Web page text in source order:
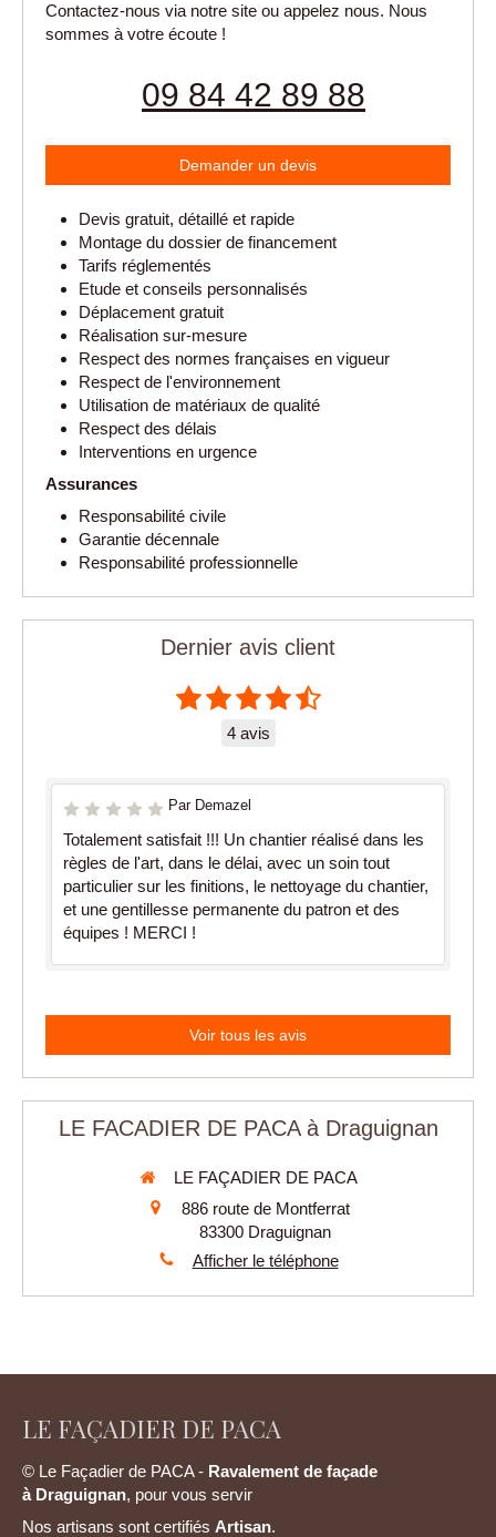
Contactez-nous via notre site ou appelez nous. Nous
sommes à votre écoute !
09 84 42 89 88
Demander un devis
Devis gratuit, détaillé et rapide
Montage du dossier de financement
Tarifs réglementés
Etude et conseils personnalisés
Déplacement gratuit
Réalisation sur-mesure
Respect des normes françaises en vigueur
Respect de l'environnement
Utilisation de matériaux de qualité
Respect des délais
Interventions en urgence
Assurances
Responsabilité civile
Garantie décennale
Responsabilité professionnelle
Dernier avis client
4 avis
Par Demazel
Totalement satisfait !!! Un chantier réalisé dans les
règles de l'art, dans le délai, avec un soin tout
particulier sur les finitions, le nettoyage du chantier,
et une gentillesse permanente du patron et des
équipes ! MERCI !
Voir tous les avis
LE FACADIER DE PACA à Draguignan
LE FAÇADIER DE PACA
886 route de Montferrat
83300 Draguignan
Afficher le téléphone
LE FAÇADIER DE PACA
© Le Façadier de PACA - Ravalement de façade
àDraguignan, pour vous servir
Nos artisans sont certifiés Artisan.